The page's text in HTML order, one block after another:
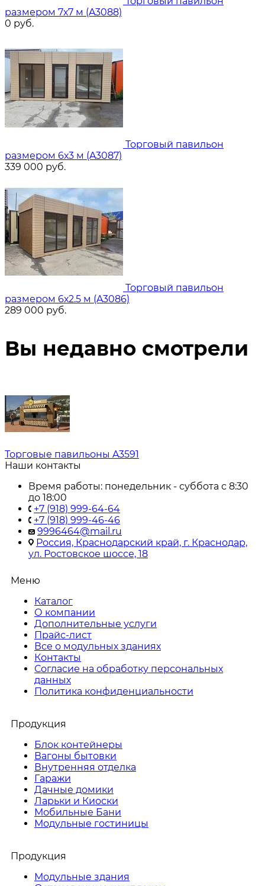
размером 7х7 м (A3088)
0 руб.
Торговый павильон
размером 6х3 м (A3087)
339 000 руб.
Торговый павильон
размером 6х2.5 м (A3086)
289 000 руб.
Вы недавно смотрели
Торговые павильоны A3591
Наши контакты
Время работы: понедельник - суббота с 8:30
до 18:00
+7 (918) 999-64-64
+7 (918) 999-46-46
9996464@mail.ru
Россия, Краснодарский край, г. Краснодар,
ул. Ростовское шоссе, 18
Меню
Каталог
О компании
Дополнительные услуги
Прайс-лист
Все о модульных зданиях
Контакты
Согласие на обработку персональных
данных
Политика конфиденциальности
Продукция
Блок контейнеры
Вагоны бытовки
Внутренняя отделка
Гаражи
Дачные домики
Ларьки и Киоски
Мобильные Бани
Модульные гостиницы
Продукция
Модульные здания